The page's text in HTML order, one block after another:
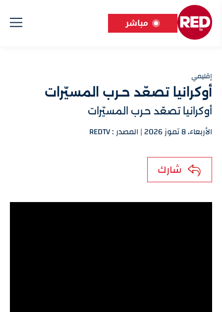
مباشر
إقليمي
أوكرانيا تصعّد حـرب المسيّرات
أوكرانيا تصعّد حـرب المسيّرات
الأربعاء، 8 تموز 2026 | المصدر : REDTV
شارك